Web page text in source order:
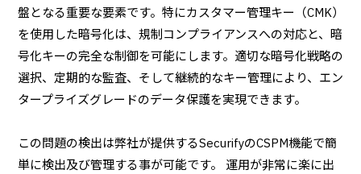
盤となる重要な要素です。特にカスタマー管理キー（CMK）
を使用した暗号化は、規制コンプライアンスへの対応と、暗
号化キーの完全な制御を可能にします。適切な暗号化戦略の
選択、定期的な監査、そして継続的なキー管理により、エン
タープライズグレードのデータ保護を実現できます。
この問題の検出は弊社が提供するSecurifyのCSPM機能で簡
単に検出及び管理する事が可能です。 運用が非常に楽に出